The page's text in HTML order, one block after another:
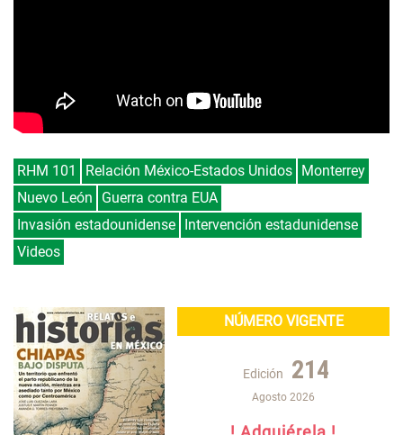
RHM 101 Relación México-Estados Unidos Monterrey
Nuevo León
Guerra contra EUA
Invasión estadounidense Intervención estadunidense
Videos
NÚMERO VIGENTE
Edición 214
Agosto 2026